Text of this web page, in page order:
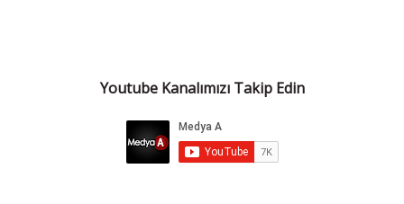
Youtube Kanalımızı Takip Edin